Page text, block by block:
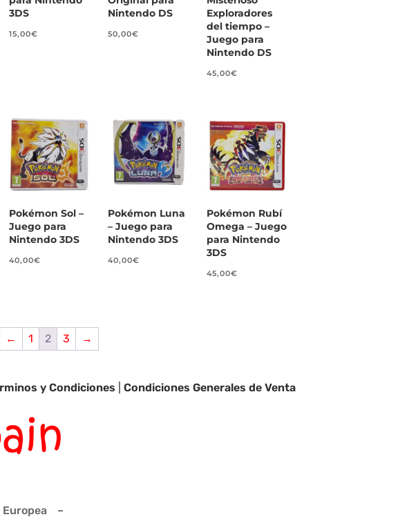
3DS
15,00€
Nintendo DS
50,00€
Exploradores
del tiempo –
Juego para
Nintendo DS
45,00€
Pokémon Sol –
Juego para
Nintendo 3DS
40,00€
Pokémon Luna
– Juego para
Nintendo 3DS
40,00€
Pokémon Rubí
Omega – Juego
para Nintendo
3DS
45,00€
← 1 2 3 →
y Condiciones Condiciones Generales de Venta
–